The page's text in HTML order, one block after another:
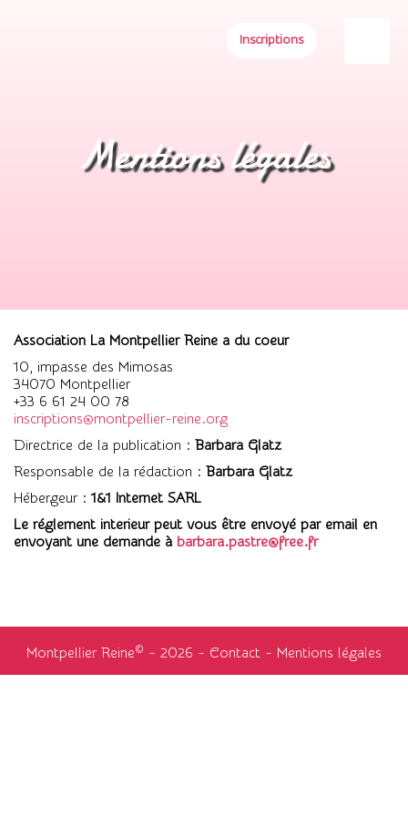
Mentions légales
Association La Montpellier Reine a du coeur
10, impasse des Mimosas
34070 Montpellier
+33 6 61 24 00 78
inscriptions@montpellier-reine.org
Directrice de la publication : Barbara Glatz
Responsable de la rédaction : Barbara Glatz
Hébergeur :1&1 Internet SARL
Le réglement interieur peut vous être envoyé par email en
envoyant une demande à barbara.pastre@free.fr
Inscriptions
Montpellier Reine© - 2026 - Contact - Mentions légales